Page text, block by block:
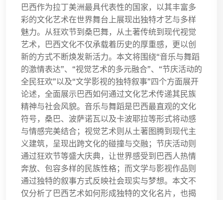
巴西作为拉丁美洲最具代表性的国家，以其丰富多
彩的文化艺术在世界舞台上展现出独特才艺与多样
魅力。从狂欢节到桑巴舞，从土著传统到现代视觉
艺术，巴西文化不仅承载着历史的厚重感，更以创
新的方式不断焕发新活力。本文将围绕“音乐与舞蹈
的激情表达”、“视觉艺术的多元融合”、“节庆活动的
全民狂欢”以及“文学影视的独特叙事”四个方面展开
论述，全面展示巴西如何通过文化艺术传递其民族
精神与社会风貌。音乐与舞蹈是巴西最直观的文化
符号，桑巴、波萨诺瓦以及卡波耶拉等形式将动感
与情感完美结合；视觉艺术则从土著图腾到现代主
义建筑，呈现出跨文化的碰撞与交融；节庆活动则
通过狂欢节等盛大庆典，让世界感受到巴西人热情
奔放、包容多样的民族性格；而文学与影视作品则
通过独特的叙事方式反映社会现实与梦想。本文不
仅分析了巴西艺术如何形成独特的文化名片，也揭